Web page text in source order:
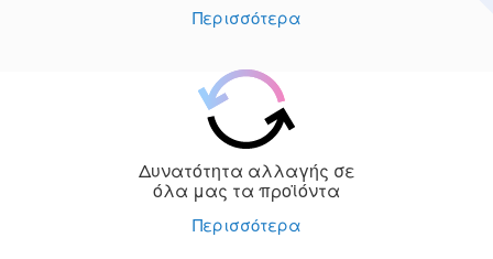
Περισσότερα
Δυνατότητα αλλαγής σε
όλα μας τα προϊόντα
Περισσότερα